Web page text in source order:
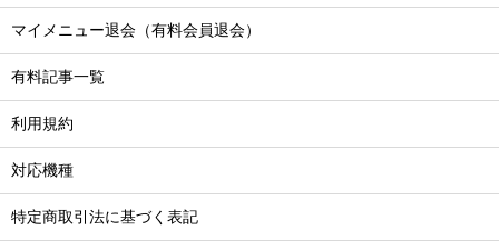
マイメニュー退会（有料会員退会）
有料記事一覧
利用規約
対応機種
特定商取引法に基づく表記